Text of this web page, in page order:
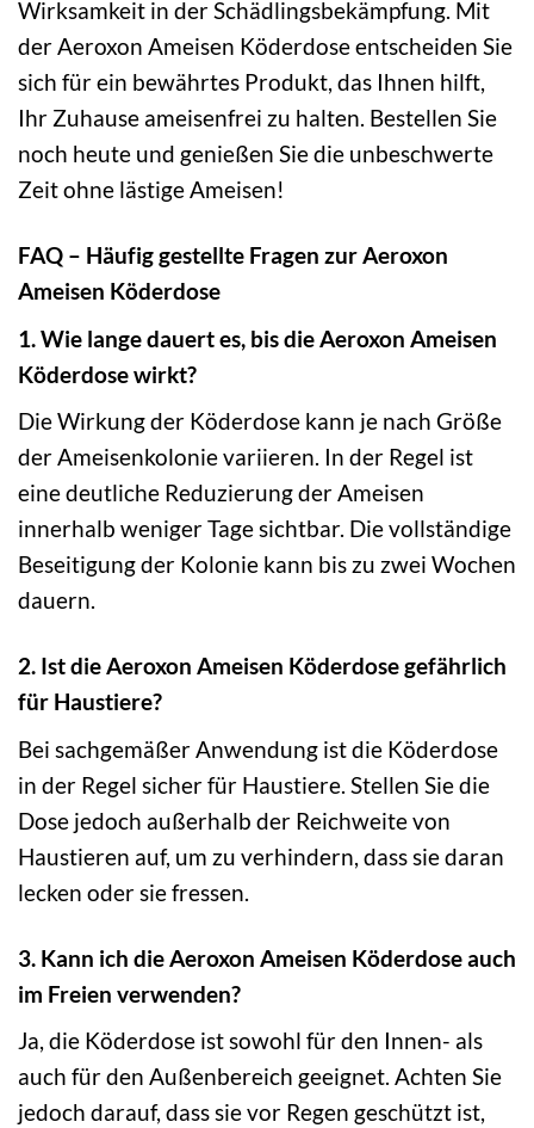
Wirksamkeit in der Schädlingsbekämpfung. Mit
der Aeroxon Ameisen Köderdose entscheiden Sie
sich für ein bewährtes Produkt, das Ihnen hilft,
Ihr Zuhause ameisenfrei zu halten. Bestellen Sie
noch heute und genießen Sie die unbeschwerte
Zeit ohne lästige Ameisen!
FAQ – Häufig gestellte Fragen zur Aeroxon
Ameisen Köderdose
1. Wie lange dauert es, bis die Aeroxon Ameisen
Köderdose wirkt?
Die Wirkung der Köderdose kann je nach Größe
der Ameisenkolonie variieren. In der Regel ist
eine deutliche Reduzierung der Ameisen
innerhalb weniger Tage sichtbar. Die vollständige
Beseitigung der Kolonie kann bis zu zwei Wochen
dauern.
2. Ist die Aeroxon Ameisen Köderdose gefährlich
für Haustiere?
Bei sachgemäßer Anwendung ist die Köderdose
in der Regel sicher für Haustiere. Stellen Sie die
Dose jedoch außerhalb der Reichweite von
Haustieren auf, um zu verhindern, dass sie daran
lecken oder sie fressen.
3. Kann ich die Aeroxon Ameisen Köderdose auch
im Freien verwenden?
Ja, die Köderdose ist sowohl für den Innen- als
auch für den Außenbereich geeignet. Achten Sie
jedoch darauf, dass sie vor Regen geschützt ist,